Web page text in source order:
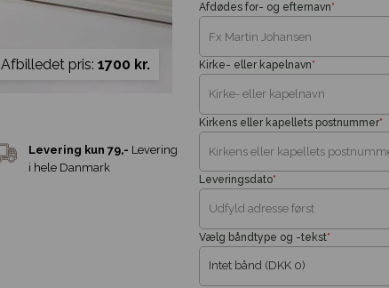
Afbilledet pris: 1700 kr.
*
Afdødes for- og efternavn
*
Kirke- eller kapelnavn
*
Kirkens eller kapellets postnummer
*
Leveringsdato
*
Vælg båndtype og -tekst